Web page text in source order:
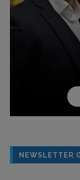
NEWSLETTER